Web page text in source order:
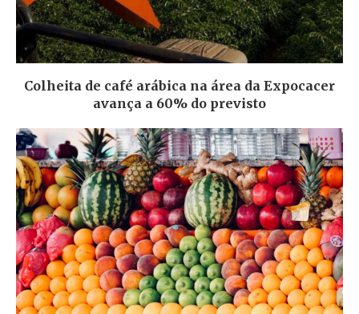
Colheita de café arábica na área da Expocacer
avança a 60% do previsto